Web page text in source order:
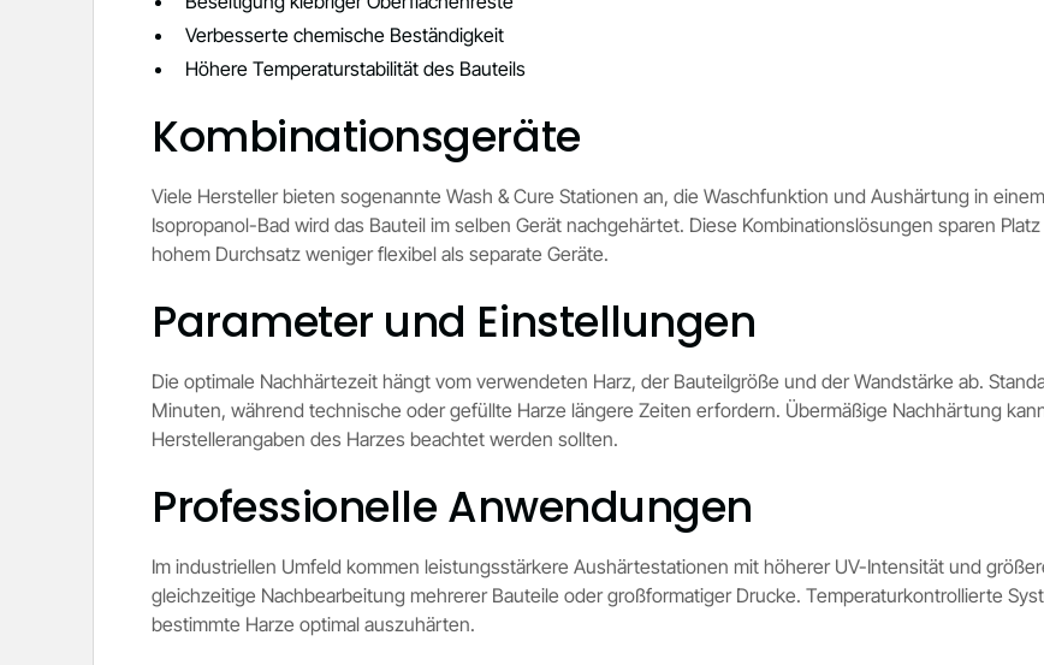
Verbesserte chemische Beständigkeit
Höhere Temperaturstabilität des Bauteils
Kombinationsgeräte
Viele Hersteller bieten sogenannte Wash & Cure Stationen an, die Waschfunktion und Aushärtung in
Isopropanol-Bad wird das Bauteil im selben Gerät nachgehärtet. Diese Kombinationslösungen sparen
hohem Durchsatz weniger flexibel als separate Geräte.
Parameter und Einstellungen
Die optimale Nachhärtezeit hängt vom verwendeten Harz, der Bauteilgröße und der Wandstärke ab.
Minuten, während technische oder gefüllte Harze längere Zeiten erfordern. Übermäßige Nachhärtung
Herstellerangaben des Harzes beachtet werden sollten.
Professionelle Anwendungen
Im industriellen Umfeld kommen leistungsstärkere Aushärtestationen mit höherer UV-Intensität und
gleichzeitige Nachbearbeitung mehrerer Bauteile oder großformatiger Drucke. Temperaturkontrollierte
bestimmte Harze optimal auszuhärten.